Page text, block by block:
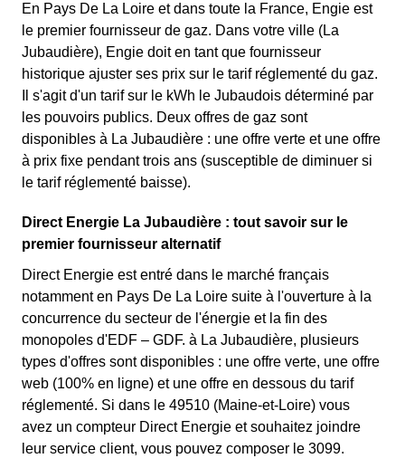
En Pays De La Loire et dans toute la France, Engie est
le premier fournisseur de gaz. Dans votre ville (La
Jubaudière), Engie doit en tant que fournisseur
historique ajuster ses prix sur le tarif réglementé du gaz.
Il s'agit d'un tarif sur le kWh le Jubaudois déterminé par
les pouvoirs publics. Deux offres de gaz sont
disponibles à La Jubaudière : une offre verte et une offre
à prix fixe pendant trois ans (susceptible de diminuer si
le tarif réglementé baisse).
Direct Energie La Jubaudière : tout savoir sur le
premier fournisseur alternatif
Direct Energie est entré dans le marché français
notamment en Pays De La Loire suite à l'ouverture à la
concurrence du secteur de l'énergie et la fin des
monopoles d'EDF – GDF. à La Jubaudière, plusieurs
types d'offres sont disponibles : une offre verte, une offre
web (100% en ligne) et une offre en dessous du tarif
réglementé. Si dans le 49510 (Maine-et-Loire) vous
avez un compteur Direct Energie et souhaitez joindre
leur service client, vous pouvez composer le 3099.